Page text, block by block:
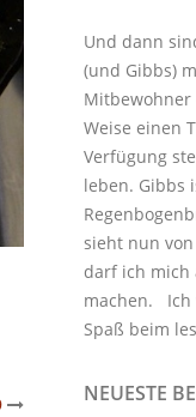
Und dann
(und Gibbs)
Mitbewohner
Weise einen
Verfügung
leben. Gibbs
sieht nun
darf ich mich
machen. Ich
Spaß beim
NEUESTE